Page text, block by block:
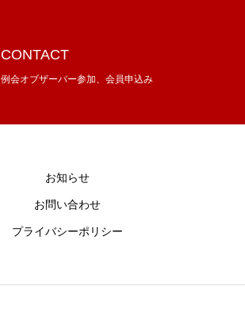
CONTACT
例会オブザーバー参加、会員申込み
お知らせ
お問い合わせ
プライバシーポリシー